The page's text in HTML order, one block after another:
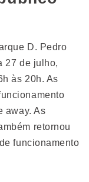
D. Pedro
27 de julho,
às 20h. As
away. As
retornou
funcionamento